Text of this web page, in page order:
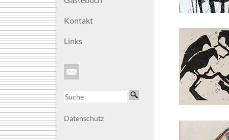
Kontakt
Links
Datenschutz